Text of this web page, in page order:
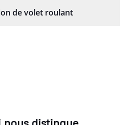
de volet roulant